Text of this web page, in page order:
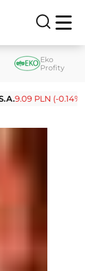
Eko
Profity
9.09 PLN (-0.14%)